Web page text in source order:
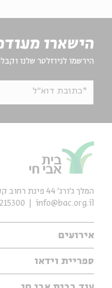
הישארו
הירשמו לניוזלטר שלנו
*כתובת דוא"ל
אירועים
אנגלית
ספריית וידאו
המלך ג'ורג' 44 פינת רחוב קק״ל, ירושלים
info@bac.org.il